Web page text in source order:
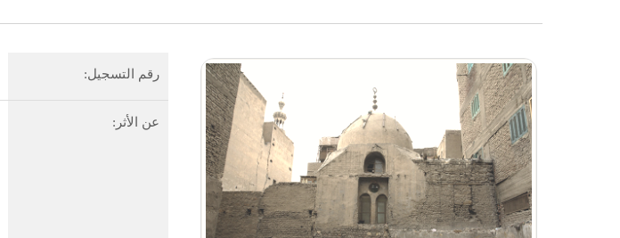
رقم التسجيل:
عن الأثر: